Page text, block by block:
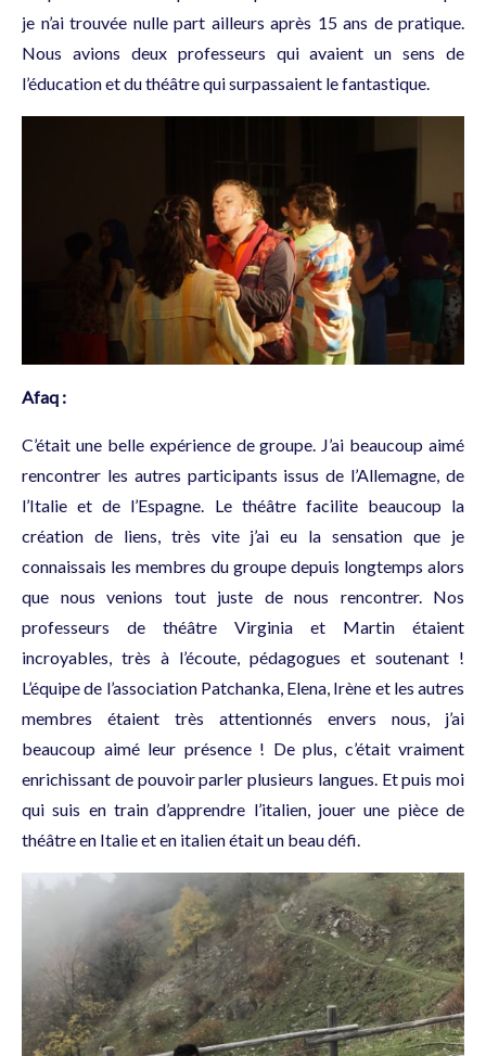
je n’ai trouvée nulle part ailleurs après 15 ans de pratique.
Nous avions deux professeurs qui avaient un sens de
l’éducation et du théâtre qui surpassaient le fantastique.
Afaq :
C’était une belle expérience de groupe. J’ai beaucoup aimé
rencontrer les autres participants issus de l’Allemagne, de
l’Italie et de l’Espagne. Le théâtre facilite beaucoup la
création de liens, très vite j’ai eu la sensation que je
connaissais les membres du groupe depuis longtemps alors
que nous venions tout juste de nous rencontrer. Nos
professeurs de théâtre Virginia et Martin étaient
incroyables, très à l’écoute, pédagogues et soutenant !
L’équipe de l’association Patchanka, Elena, Irène et les autres
membres étaient très attentionnés envers nous, j’ai
beaucoup aimé leur présence ! De plus, c’était vraiment
enrichissant de pouvoir parler plusieurs langues. Et puis moi
qui suis en train d’apprendre l’italien, jouer une pièce de
théâtre en Italie et en italien était un beau défi.